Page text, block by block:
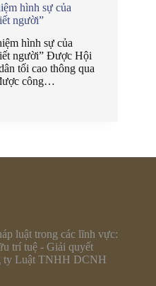
hình sự của
người”
hình sự của
người” Được Hội
tối cao thông qua
công…
luật trong các lĩnh vực:
trí tuệ - Giải quyết
ty Luật TNHH DCNH